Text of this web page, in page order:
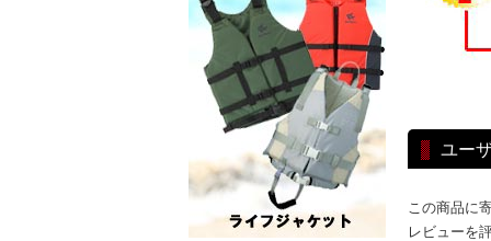
ユー
この商品に
レビューを